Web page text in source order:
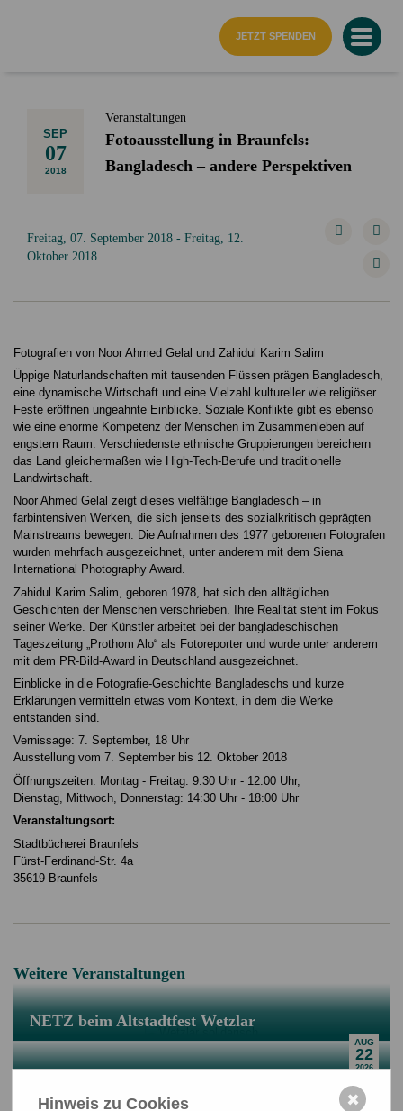
JETZT SPENDEN
SEP
07
2018
Veranstaltungen
Fotoausstellung in Braunfels:
Bangladesch – andere Perspektiven
Freitag, 07. September 2018 - Freitag, 12.
Oktober 2018
Fotografien von Noor Ahmed Gelal und Zahidul Karim Salim
Üppige Naturlandschaften mit tausenden Flüssen prägen Bangladesch,
eine dynamische Wirtschaft und eine Vielzahl kultureller wie religiöser
Feste eröffnen ungeahnte Einblicke. Soziale Konflikte gibt es ebenso
wie eine enorme Kompetenz der Menschen im Zusammenleben auf
engstem Raum. Verschiedenste ethnische Gruppierungen bereichern
das Land gleichermaßen wie High-Tech-Berufe und traditionelle
Landwirtschaft.
Noor Ahmed Gelal zeigt dieses vielfältige Bangladesch – in
farbintensiven Werken, die sich jenseits des sozialkritisch geprägten
Mainstreams bewegen. Die Aufnahmen des 1977 geborenen Fotografen
wurden mehrfach ausgezeichnet, unter anderem mit dem Siena
International Photography Award.
Zahidul Karim Salim, geboren 1978, hat sich den alltäglichen
Geschichten der Menschen verschrieben. Ihre Realität steht im Fokus
seiner Werke. Der Künstler arbeitet bei der bangladeschischen
Tageszeitung „Prothom Alo“ als Fotoreporter und wurde unter anderem
mit dem PR-Bild-Award in Deutschland ausgezeichnet.
Einblicke in die Fotografie-Geschichte Bangladeschs und kurze
Erklärungen vermitteln etwas vom Kontext, in dem die Werke
entstanden sind.
Vernissage: 7. September, 18 Uhr
Ausstellung vom 7. September bis 12. Oktober 2018
Öffnungszeiten: Montag - Freitag: 9:30 Uhr - 12:00 Uhr,
Dienstag, Mittwoch, Donnerstag: 14:30 Uhr - 18:00 Uhr
Veranstaltungsort:
Stadtbücherei Braunfels
Fürst-Ferdinand-Str. 4a
35619 Braunfels
Weitere Veranstaltungen
AUG
22
2026
NETZ beim Altstadtfest Wetzlar
NOV
Hinweis zu Cookies ✖